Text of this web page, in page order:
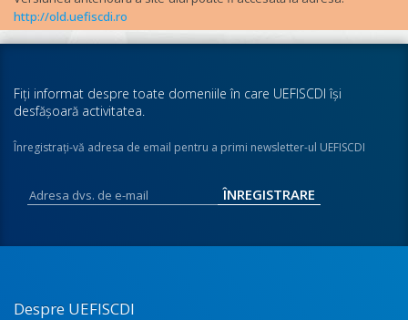
http://old.uefiscdi.ro
Fiţi informat despre toate domeniile în care UEFISCDI îşi
desfăşoară activitatea.
Înregistraţi-vă adresa de email pentru a primi newsletter-ul UEFISCDI
Despre UEFISCDI